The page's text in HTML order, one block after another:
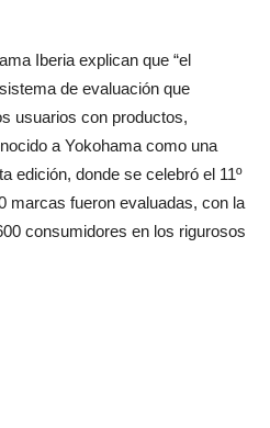
Iberia explican que “el
de evaluación que
usuarios con productos,
a Yokohama como una
edición, donde se celebró el 11º
marcas fueron evaluadas, con la
consumidores en los rigurosos